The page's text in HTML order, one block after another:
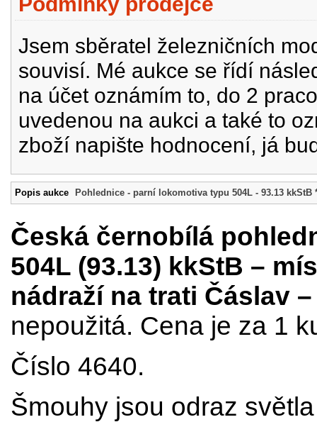
Jsem sběratel železničních
souvisí. Mé aukce se řídí
na účet oznámím to, do 2
uvedenou na aukci a také to
zboží napište hodnocení, já
Popis aukce Pohlednice - parní lokomotiva typu 504L - 93.13 kkStB
Česká černobílá
504L (93.13) kkStB –
nádraží na trati Čáslav
nepoužitá. Cena je za 1
Číslo 4640.
Šmouhy jsou odraz